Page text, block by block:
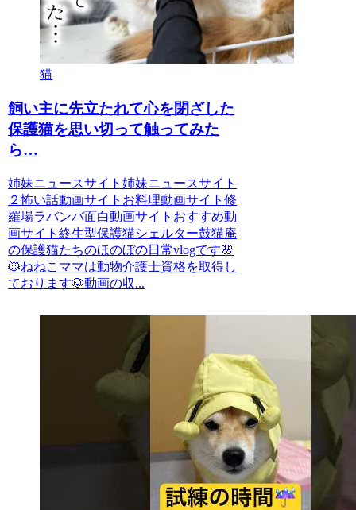
猫
飼い主に先立たれて心を閉ざした
保護猫を思い切って触ってみた
ら…
姉妹ニュースサイト姉妹ニュースサイト
２怖い話動画サイトお料理動画サイト修
羅場ラバンバ面白動画サイトおすすめ動
画サイト終生型保護猫シェルター鼓猫庵
の保護猫たちのほのぼの日常vlogです🌸
🐱ねねこママは動物介護士資格を取得し
ております🐶動画の収...